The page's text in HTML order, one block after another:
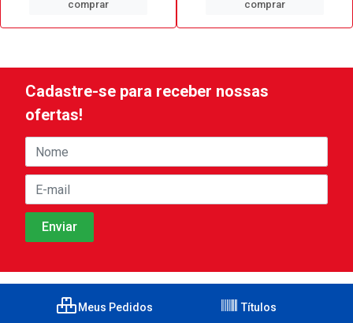
comprar
comprar
Cadastre-se para receber nossas
ofertas!
Meus Pedidos Títulos